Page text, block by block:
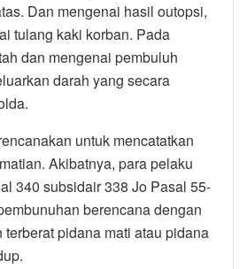
Dan mengenai hasil outopsi,
tulang kaki korban. Pada
dan mengenai pembuluh
darah yang secara
untuk mencatatkan
Akibatnya, para pelaku
340 subsidair 338 Jo Pasal 55-
berencana dengan
pidana mati atau pidana